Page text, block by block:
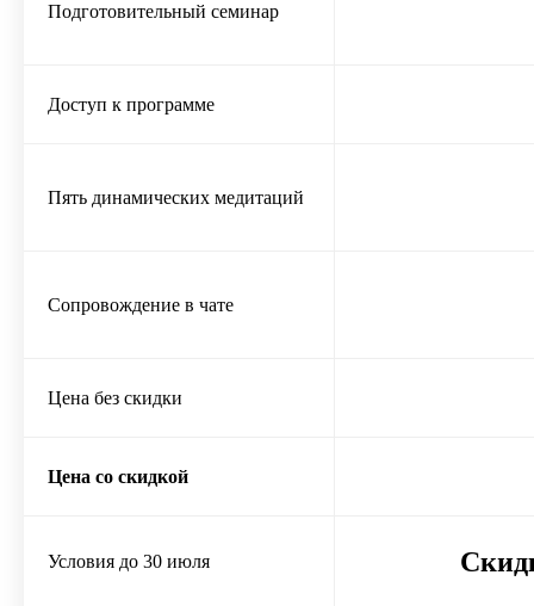
Подготовительный семинар
Доступ к программе
Пять динамических медитаций
Сопровождение в чате
Цена без скидки
Цена со скидкой
Условия до 30 июля